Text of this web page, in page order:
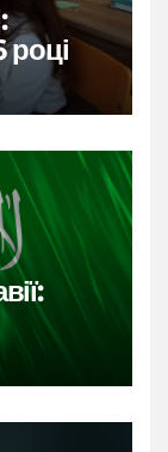
році